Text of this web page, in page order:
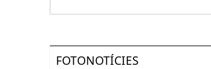
FOTONOTÍCIES